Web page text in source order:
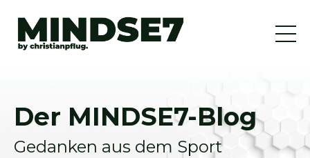
Der MINDSE7-Blog
Gedanken aus dem Sport